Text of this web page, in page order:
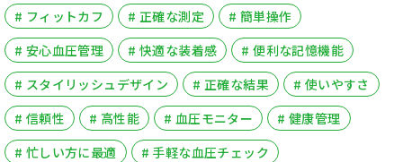
# フィットカフ # 正確な測定
# 簡単操作
# 安心血圧管理
# 快適な装着感
# 便利な記憶機能
# スタイリッシュデザイン
# 正確な結果
# 使いやすさ
# 信頼性
# 高性能 # 血圧モニター
# 健康管理
# 忙しい方に最適
# 手軽な血圧チェック